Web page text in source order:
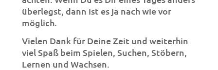
überlegst, dann ist es ja nach wie vor
möglich.
Vielen Dank für Deine Zeit und weiterhin
viel Spaß beim Spielen, Suchen, Stöbern,
Lernen und Wachsen.